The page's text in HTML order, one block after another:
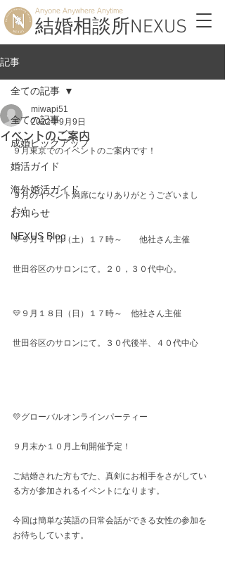
Anyone Anywhere Anytime
結婚相談所NEXUS
記事
全ての記事
成婚ピックアップ
婚活ガイド
海外婚活ガイド
お知らせ
NEXUS Blog
全ての記事
イベントのご案内
miwapi51
2022年9月9日
９月東京でのイベントのご案内です！
９月のイベント満席になりありがとうございまし
た！
💛９月１７日（土）１７時～　　他社さん主催
世田谷区のサロンにて。２０，３０代中心。
💛９月１８日（日）１７時～　他社さん主催
世田谷区のサロンにて。３０代後半、４０代中心
💛グローバルオンラインパーティー
９月末か１０月上旬開催予定！
ご結婚された方もでた、真剣にお相手をさがしてい
る方が参加されるイベントになります。
今回は簡単な英語の日常会話ができる女性の参加を
お待ちしています。